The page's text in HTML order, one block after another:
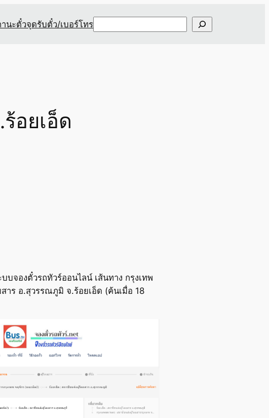
นะตั๋วจุดรับตั๋ว/เบอร์โทรSearch
อยเอ็ด
บจองตั๋วรถทัวร์ออนไลน์ เส้นทาง กรุงเทพ
าร อ.สุวรรณภูมิ จ.ร้อยเอ็ด (ค้นเมื่อ 18